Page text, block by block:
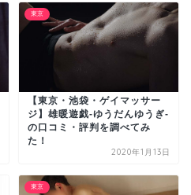
東京
【東京・池袋・ゲイマッサー
ジ】雄暖遊戯-ゆうだんゆうぎ-
の口コミ・評判を調べてみ
た！
2020年1月13日
東京